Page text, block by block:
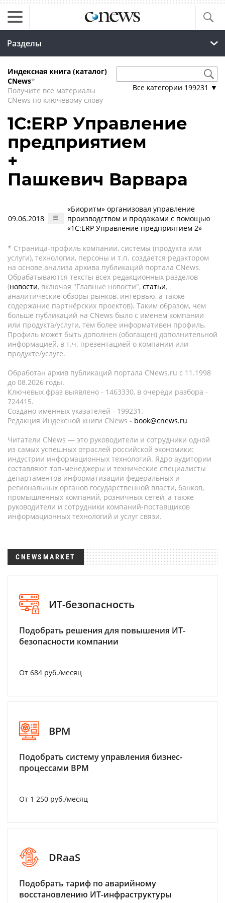
Разделы
Индексная книга (каталог)
CNews*
Получите все материалы
CNews по ключевому слову
Все категории 199231 ▼
1С:ERP Управление
предприятием
+
Пашкевич Варвара
09.06.2018
«Биоритм» организовал управление
производством и продажами с помощью
«1С:ERP Управление предприятием 2»
* Страница-профиль компании, системы (продукта или
услуги), технологии, персоны и т.п. создается редактором
на основе анализа архива публикаций портала CNews.
Обрабатываются тексты всех редакционных разделов
(новости, включая "Главные новости", статьи,
аналитические обзоры рынков, интервью, а также
содержание партнёрских проектов). Таким образом, чем
больше публикаций на CNews было с именем компании
или продукта/услуги, тем более информативен профиль.
Профиль может быть дополнен (обогащен) дополнительной
информацией, в т.ч. презентацией о компании или
продукте/услуге.
Обработан архив публикаций портала CNews.ru c 11.1998
до 08.2026 годы.
Ключевых фраз выявлено - 1463330, в очереди разбора -
724415.
Создано именных указателей - 199231.
Редакция Индексной книги CNews - book@cnews.ru
Читатели CNews — это руководители и сотрудники одной
из самых успешных отраслей российской экономики:
индустрии информационных технологий. Ядро аудитории
составляют топ-менеджеры и технические специалисты
департаментов информатизации федеральных и
региональных органов государственной власти, банков,
промышленных компаний, розничных сетей, а также
руководители и сотрудники компаний-поставщиков
информационных технологий и услуг связи.
CNEWSMARKET
ИТ-безопасность
Подобрать решения для повышения ИТ-
безопасности компании
От 684 руб./месяц
BPM
Подобрать систему управления бизнес-
процессами BPM
От 1 250 руб./месяц
DRaaS
Подобрать тариф по аварийному
восстановлению ИТ-инфраструктуры